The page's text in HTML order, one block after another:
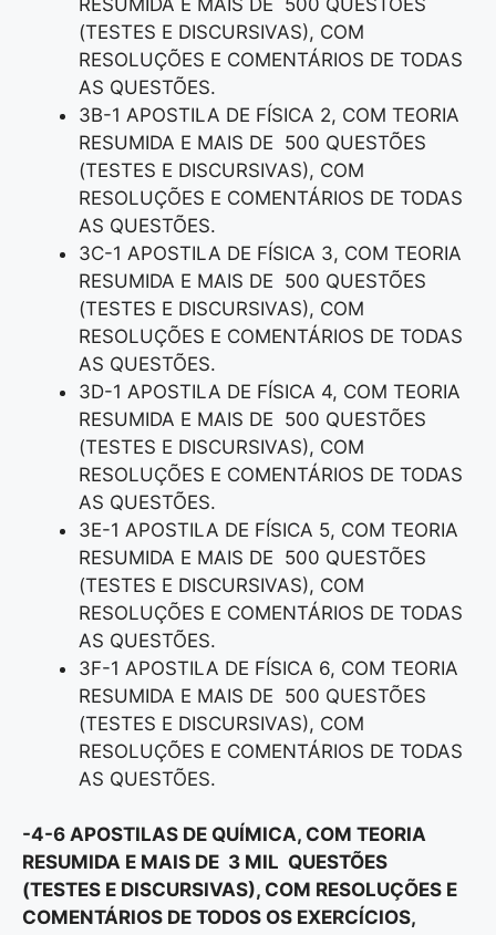
(TESTES E DISCURSIVAS), COM
RESOLUÇÕES E COMENTÁRIOS DE TODAS
AS QUESTÕES.
3B-1 APOSTILA DE FÍSICA 2, COM TEORIA
RESUMIDA E MAIS DE 500 QUESTÕES
(TESTES E DISCURSIVAS), COM
RESOLUÇÕES E COMENTÁRIOS DE TODAS
AS QUESTÕES.
3C-1 APOSTILA DE FÍSICA 3, COM TEORIA
RESUMIDA E MAIS DE 500 QUESTÕES
(TESTES E DISCURSIVAS), COM
RESOLUÇÕES E COMENTÁRIOS DE TODAS
AS QUESTÕES.
3D-1 APOSTILA DE FÍSICA 4, COM TEORIA
RESUMIDA E MAIS DE 500 QUESTÕES
(TESTES E DISCURSIVAS), COM
RESOLUÇÕES E COMENTÁRIOS DE TODAS
AS QUESTÕES.
3E-1 APOSTILA DE FÍSICA 5, COM TEORIA
RESUMIDA E MAIS DE 500 QUESTÕES
(TESTES E DISCURSIVAS), COM
RESOLUÇÕES E COMENTÁRIOS DE TODAS
AS QUESTÕES.
3F-1 APOSTILA DE FÍSICA 6, COM TEORIA
RESUMIDA E MAIS DE 500 QUESTÕES
(TESTES E DISCURSIVAS), COM
RESOLUÇÕES E COMENTÁRIOS DE TODAS
AS QUESTÕES.
-4-6 APOSTILAS DE QUÍMICA, COM TEORIA
RESUMIDA E MAIS DE 3 MIL QUESTÕES
(TESTES E DISCURSIVAS), COM RESOLUÇÕES E
COMENTÁRIOS DE TODOS OS EXERCÍCIOS,